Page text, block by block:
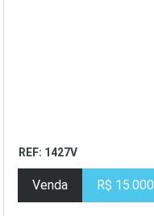
REF: 1427V
Venda R$